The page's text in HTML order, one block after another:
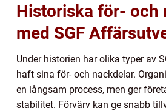
Historiska för- och
med SGF
Under historien har olika typer av
haft sina för- och nackdelar.
en långsam process, men ger
stabilitet. Förvärv kan ge snabb